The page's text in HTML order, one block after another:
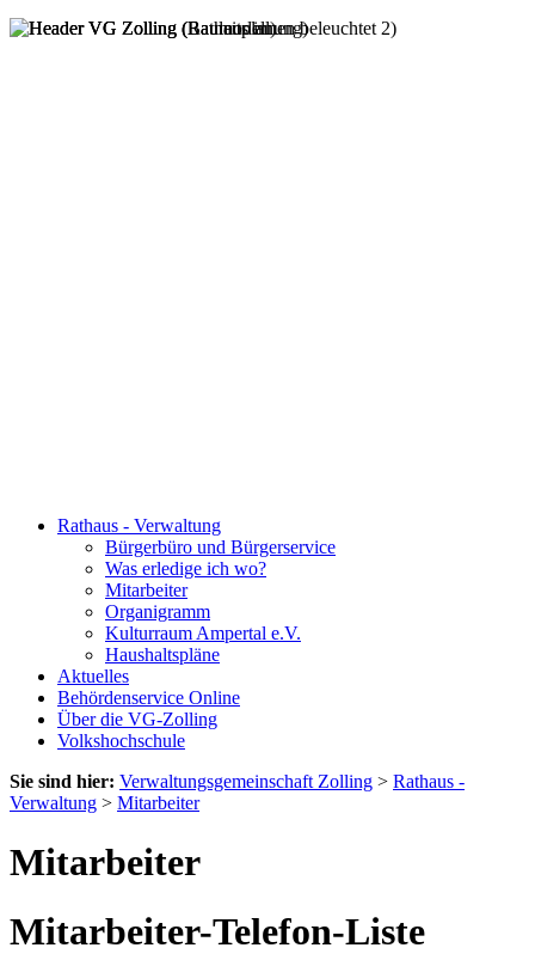
Rathaus - Verwaltung
Bürgerbüro und Bürgerservice
Was erledige ich wo?
Mitarbeiter
Organigramm
Kulturraum Ampertal e.V.
Haushaltspläne
Aktuelles
Behördenservice Online
Über die VG-Zolling
Volkshochschule
Sie sind hier: Verwaltungsgemeinschaft Zolling > Rathaus -
Verwaltung > Mitarbeiter
Mitarbeiter
Mitarbeiter-Telefon-Liste